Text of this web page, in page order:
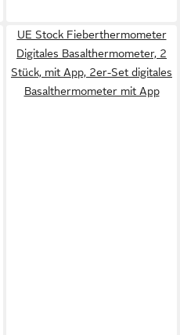
UE Stock Fieberthermometer
Digitales Basalthermometer, 2
Stück, mit App, 2er-Set digitales
Basalthermometer mit App